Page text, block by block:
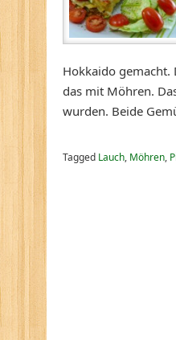
Hokkaido gemacht.
das mit Möhren.
wurden. Beide
Tagged Lauch, Möhren,